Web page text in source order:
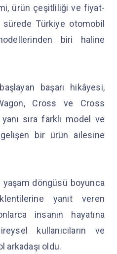
ürün çeşitliliği ve fiyat-
Türkiye otomobil
biri haline
başarı hikâyesi,
Cross ve Cross
sıra farklı model ve
bir ürün ailesine
yaşam döngüsü boyunca
yanıt veren
insanın hayatına
kullanıcıların ve
arkadaşı oldu.